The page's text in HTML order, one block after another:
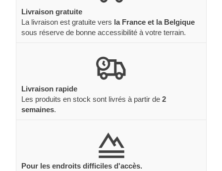
Livraison gratuite
La livraison est gratuite vers la France et la Belgique
sous réserve de bonne accessibilité à votre terrain.
Livraison rapide
Les produits en stock sont livrés à partir de 2
semaines.
Pour les endroits difficiles d'accès.